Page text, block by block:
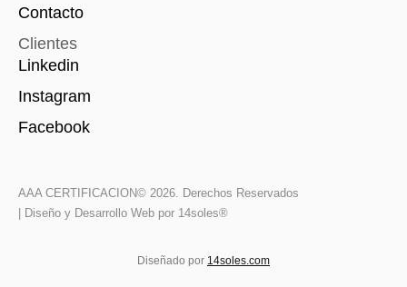
Contacto
Clientes
Linkedin
Instagram
Facebook
AAA CERTIFICACION© 2026. Derechos Reservados
| Diseño y Desarrollo Web por 14soles®
Diseñado por 14soles.com